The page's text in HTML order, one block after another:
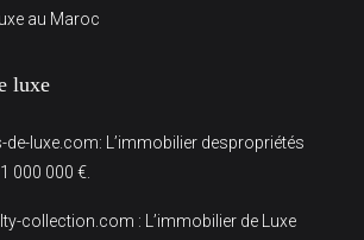
au Maroc
luxe
de-luxe.com: L’immobilier despropriétés
000 000 €.
collection.com : L’immobilier de Luxe